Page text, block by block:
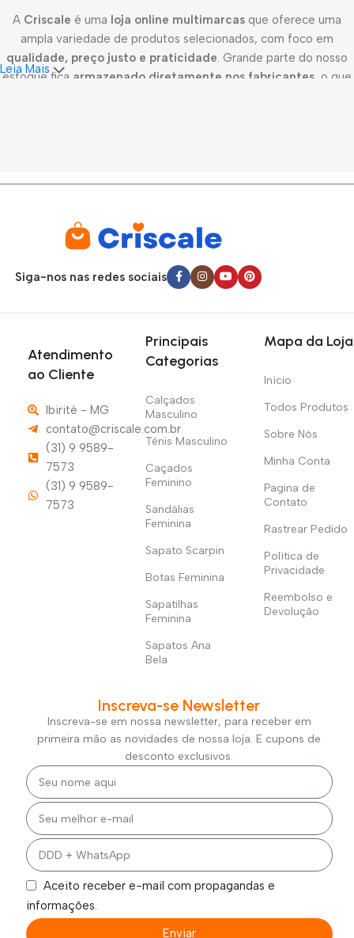
A Criscale é uma loja online multimarcas que oferece uma
ampla variedade de produtos selecionados, com foco em
qualidade, preço justo e praticidade. Grande parte do nosso
estoque fica armazenado diretamente nos fabricantes , o que
despachados em até 24 horas, garantindo agilidade e
parceiros logísticos confiáveis para realizar
Brasil , sempre com código de rastreamento para
acompanhamento do pedido.
confiável, compagamento protegido,atendimento
e informações claras sobre prazos e envio. Nosso
compromisso é oferecer uma experiência de compra simples,
segura e eficiente, conectando você diretamente aos melhores
produtos do mercado.
Leia Mais
Siga-nos nas redes sociais
Atendimento
ao Cliente
Ibirité - MG
contato@criscale.com.br
(31) 9 9589-
7573
(31) 9 9589-
7573
Principais
Categorias
Calçados
Masculino
Tênis Masculino
Caçados
Feminino
Sandálias
Feminina
Sapato Scarpin
Botas Feminina
Sapatilhas
Feminina
Sapatos Ana
Bela
Mapa da Loja
Início
Todos Produtos
Sobre Nòs
Minha Conta
Pagina de
Contato
Rastrear Pedido
Política de
Privacidade
Reembolso e
Devolução
Inscreva-se Newsletter
Inscreva-se em nossa newsletter, para receber em
primeira mão as novidades de nossa loja. E cupons de
desconto exclusivos.
Aceito receber e-mail com propagandas e
informações.
Enviar